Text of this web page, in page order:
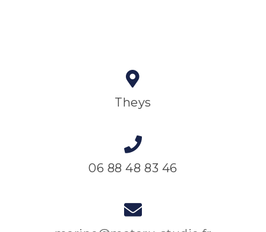
Theys
06 88 48 83 46